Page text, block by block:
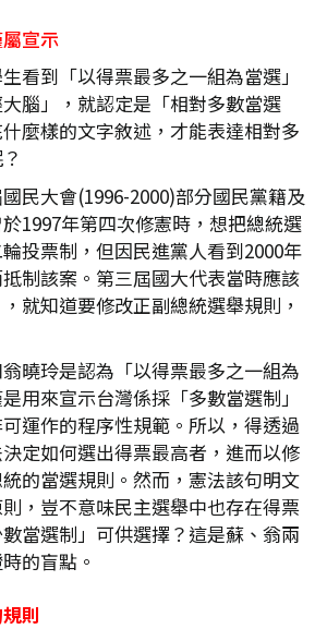
宣示
看到「以得票最多之一組為當選」
腦」，就認定是「相對多數當選
麼樣的文字敘述，才能表達相對多
民大會(1996-2000)部分國民黨籍及
1997年第四次修憲時，想把總統選
投票制，但因民進黨人看到2000年
制該案。第三屆國大代表當時應該
就知道要修改正副總統選舉規則，
曉玲是認為「以得票最多之一組為
用來宣示台灣係採「多數當選制」
運作的程序性規範。所以，得透過
定如何選出得票最高者，進而以修
的當選規則。然而，憲法該句明文
，豈不意味民主選舉中也存在得票
當選制」可供選擇？這是蘇、翁兩
的盲點。
則